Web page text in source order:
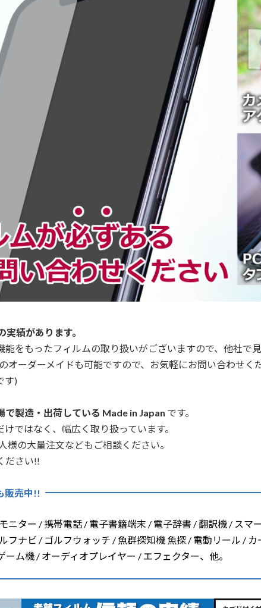
績があります。
をもったフィルムの取り扱いがございますので、他社で
オーダーメイドも可能ですので、お気軽にお問い合わせ
す)
で製造・出荷している Made in Japan です。
ではなく、幅広く取り扱っています。
の大量注文などもご相談ください。
ださい!!
販売中!!
ニター / 携帯電話 / 電子書籍端末 / 電子辞書 / 翻訳機 / スマ
フナビ / ゴルフウォッチ / 魚群探知機 魚探 / 電動リール /
ム機 / オーディオプレイヤー / エフェクター、他。